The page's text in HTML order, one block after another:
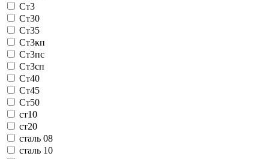
Ст3
Ст30
Ст35
Ст3кп
Ст3пс
Ст3сп
Ст40
Ст45
Ст50
ст10
ст20
сталь 08
сталь 10